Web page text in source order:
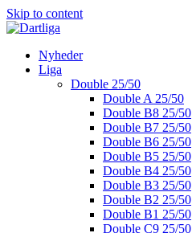
Skip to content
Nyheder
Liga
Double 25/50
Double A 25/50
Double B8 25/50
Double B7 25/50
Double B6 25/50
Double B5 25/50
Double B4 25/50
Double B3 25/50
Double B2 25/50
Double B1 25/50
Double C9 25/50